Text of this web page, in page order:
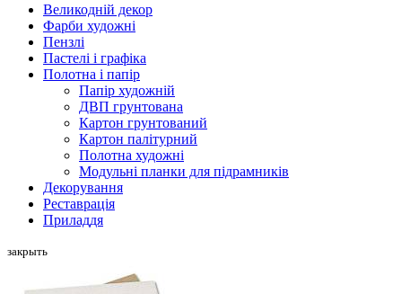
Великодній декор
Фарби художні
Пензлі
Пастелі і графіка
Полотна і папір
Папір художній
ДВП грунтована
Картон грунтований
Картон палітурний
Полотна художні
Модульні планки для підрамників
Декорування
Реставрація
Приладдя
закрыть